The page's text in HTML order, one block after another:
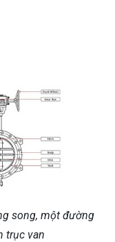
song, một đường
trục van